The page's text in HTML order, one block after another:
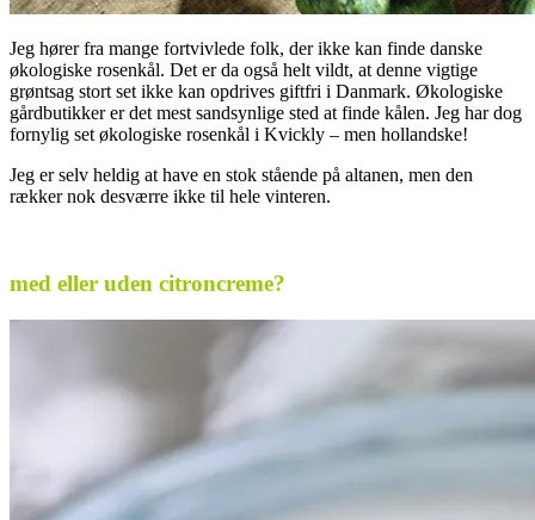
Jeg hører fra mange fortvivlede folk, der ikke kan finde danske
økologiske rosenkål. Det er da også helt vildt, at denne vigtige
grøntsag stort set ikke kan opdrives giftfri i Danmark. Økologiske
gårdbutikker er det mest sandsynlige sted at finde kålen. Jeg har dog
fornylig set økologiske rosenkål i Kvickly – men hollandske!
Jeg er selv heldig at have en stok stående på altanen, men den
rækker nok desværre ikke til hele vinteren.
med eller uden citroncreme?